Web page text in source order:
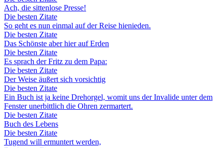
Ach, die sittenlose Presse!
Die besten Zitate
So geht es nun einmal auf der Reise hienieden.
Die besten Zitate
Das Schönste aber hier auf Erden
Die besten Zitate
Es sprach der Fritz zu dem Papa:
Die besten Zitate
Der Weise äußert sich vorsichtig
Die besten Zitate
Ein Buch ist ja keine Drehorgel, womit uns der Invalide unter dem
Fenster unerbittlich die Ohren zermartert.
Die besten Zitate
Buch des Lebens
Die besten Zitate
Tugend will ermuntert werden,